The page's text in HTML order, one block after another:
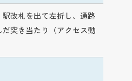
改札を出て左折し、通路
突き当たり（アクセス動